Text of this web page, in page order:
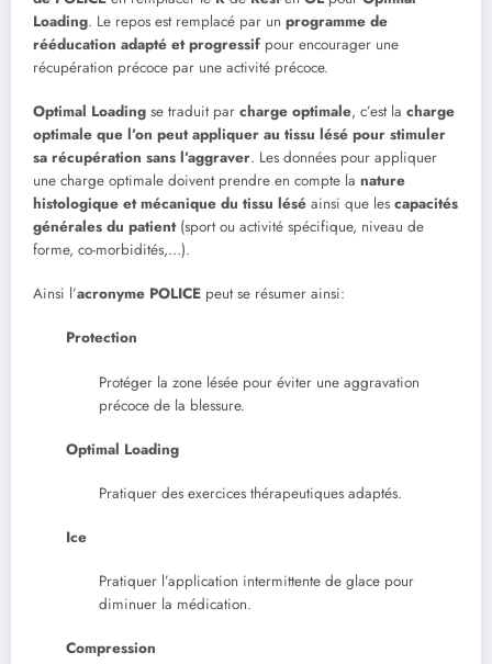
Loading. Le repos est remplacé par un programme de
rééducation adapté et progressif pour encourager une
récupération précoce par une activité précoce.
Optimal Loading se traduit par charge optimale, c’est la charge
optimale que l’on peut appliquer au tissu lésé pour stimuler
sa récupération sans l’aggraver. Les données pour appliquer
une charge optimale doivent prendre en compte la nature
histologique et mécanique du tissu lésé ainsi que les capacités
générales du patient(sport ou activité spécifique, niveau de
forme, co-morbidités,…).
Ainsi l’acronyme POLICE peut se résumer ainsi:
Protection
Protéger la zone lésée pour éviter une aggravation
précoce de la blessure.
Optimal Loading
Pratiquer des exercices thérapeutiques adaptés.
Ice
Pratiquer l’application intermittente de glace pour
diminuer la médication.
Compression